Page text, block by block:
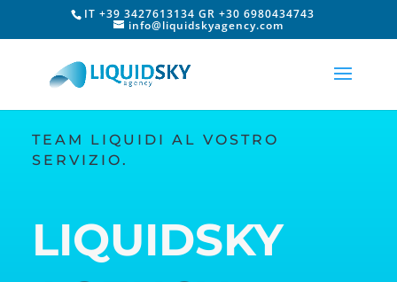
IT +39 3427613134 GR +30 6980434743
info@liquidskyagency.com
TEAM LIQUIDI AL VOSTRO
SERVIZIO.
LIQUIDSKY